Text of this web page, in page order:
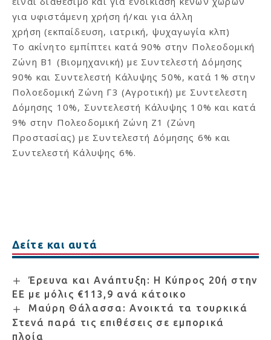
για υφιστάμενη χρήση ή/και για άλλη
χρήση (εκπαίδευση, ιατρική, ψυχαγωγία κλπ)
Το ακίνητο εμπίπτει κατά 90% στην Πολεοδομική
Ζώνη B1 (Βιομηχανική) με Συντελεστή Δόμησης
90% και Συντελεστή Κάλυψης 50%, κατά 1% στην
Πολοεδομική Ζώνη Γ3 (Αγροτική) με Συντελεστη
Δόμησης 10%, Συντελεστή Κάλυψης 10% και κατά
9% στην Πολεοδομική Ζώνη Z1 (Ζώνη
Προστασίας) με Συντελεστή Δόμησης 6% και
Συντελεστή Κάλυψης 6%.
Δείτε και αυτά
Έρευνα και Ανάπτυξη: Η Κύπρος 20ή στην
ΕΕ με μόλις €113,9 ανά κάτοικο
Μαύρη Θάλασσα: Ανοικτά τα τουρκικά
Στενά παρά τις επιθέσεις σε εμπορικά
πλοία